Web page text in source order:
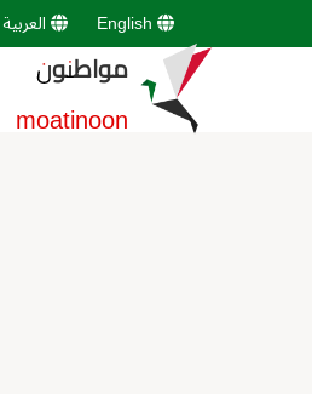
English العربية
مواطنون
moatinoon